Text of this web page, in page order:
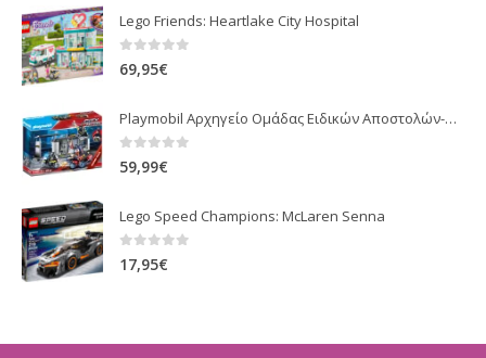
Lego Friends: Heartlake City Hospital
0 out of 5
69,95€
Playmobil Αρχηγείο Ομάδας Ειδικών Αποστολών-Βαλιτσάκι (70338)
0 out of 5
59,99€
Lego Speed Champions: McLaren Senna
0 out of 5
17,95€